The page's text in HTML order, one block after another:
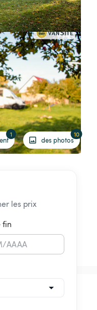
des photos
10
1
les prix
fin
/AAAA